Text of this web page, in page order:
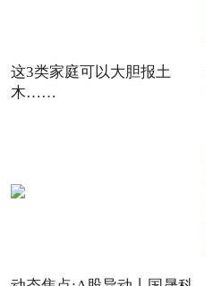
这3类家庭可以大胆报土
木……